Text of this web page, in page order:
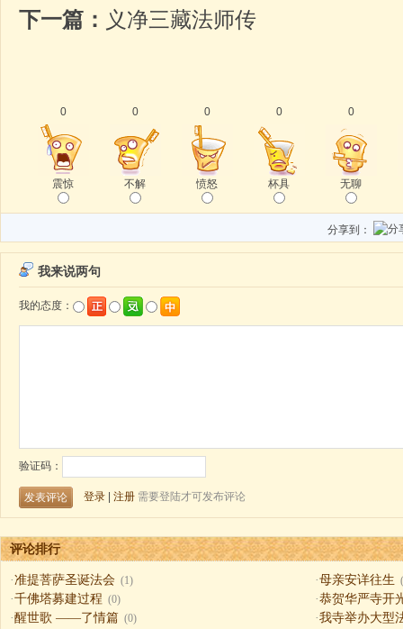
下一篇： 义净三藏法师传
0
震惊
0
不解
0
愤怒
0
杯具
0
无聊
分享到：
评论排行
·准提菩萨圣诞法会 (1) ·母亲安详往生
·千佛塔募建过程 (0) ·恭贺华严寺开
·醒世歌 ——了情篇 (0) ·我寺举办大型